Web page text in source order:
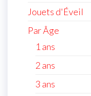
Jouets d'Éveil
Par Âge
1 ans
2 ans
3 ans